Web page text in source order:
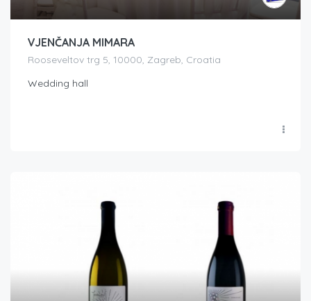
VJENČANJA MIMARA
Rooseveltov trg 5, 10000, Zagreb, Croatia
Wedding hall